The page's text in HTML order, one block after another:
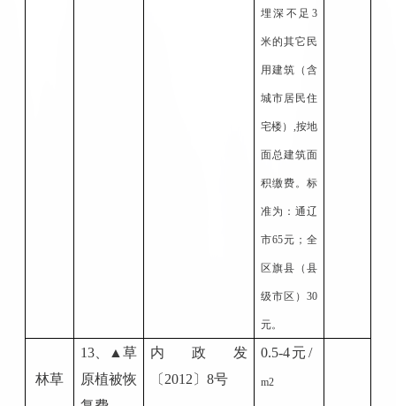
埋深不足3
米的其它民
用建筑（含
城市居民住
宅楼）,按地
面总建筑面
积缴费。标
准为：通辽
市65元；全
区旗县（县
级市区）30
元。
林草
13、
▲草
原植被恢
内政发
〔 2012 〕 8号
0.5-4元/
m2